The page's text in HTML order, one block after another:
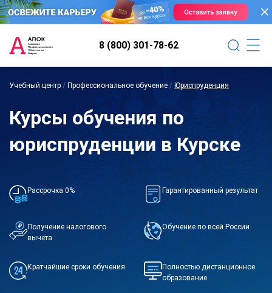
8 (800) 301-78-62
Учебный центр / Профессиональное обучение / Юриспруденция
Курсы обучения по
юриспруденции в Курске
Рассрочка 0% Гарантированный результат
Получение налогового
вычета
Обучение по всей России
Кратчайшие сроки обучения
Полностью дистанционное
образование